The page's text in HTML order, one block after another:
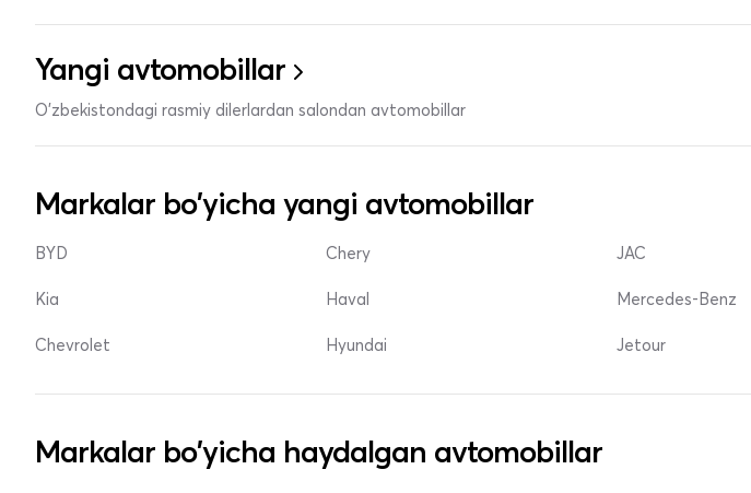
Yangi avtomobillar
O'zbekistondagi rasmiy dilerlardan salondan avtomobillar
Markalar bo'yicha yangi avtomobillar
BYD
Kia
Chevrolet
Chery
Haval
Hyundai
JAC
Mercedes-Benz
Jetour
Markalar bo'yicha haydalgan avtomobillar